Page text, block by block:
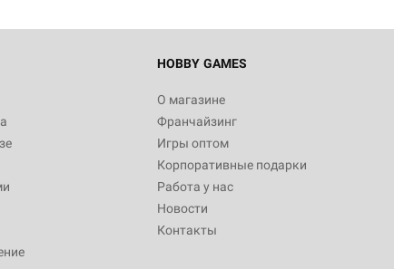
HOBBY GAMES
О магазине
Франчайзинг
Игры оптом
Корпоративные подарки
Работа у нас
Новости
Контакты